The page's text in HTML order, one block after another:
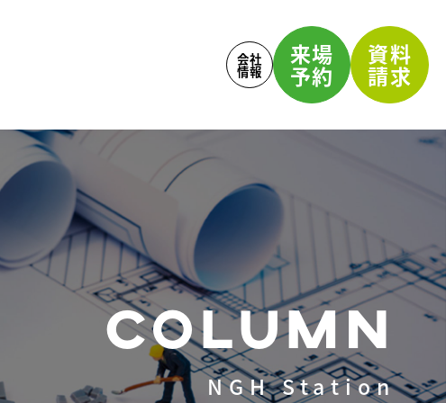
会社
情報
来場
予約
資料
請求
COLUMN
NGH Station